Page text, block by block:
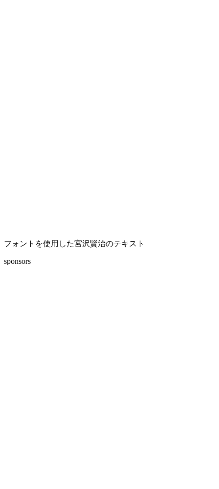
フォントを使用した宮沢賢治のテキスト
sponsors